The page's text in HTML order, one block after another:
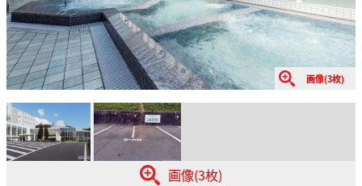
画像(3枚)
画像(3枚)